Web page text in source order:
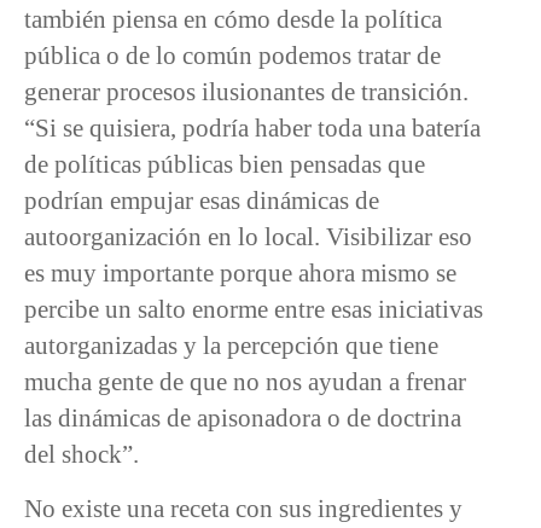
también piensa en cómo desde la política
pública o de lo común podemos tratar de
generar procesos ilusionantes de transición.
“Si se quisiera, podría haber toda una batería
de políticas públicas bien pensadas que
podrían empujar esas dinámicas de
autoorganización en lo local. Visibilizar eso
es muy importante porque ahora mismo se
percibe un salto enorme entre esas iniciativas
autorganizadas y la percepción que tiene
mucha gente de que no nos ayudan a frenar
las dinámicas de apisonadora o de doctrina
del shock”.
No existe una receta con sus ingredientes y